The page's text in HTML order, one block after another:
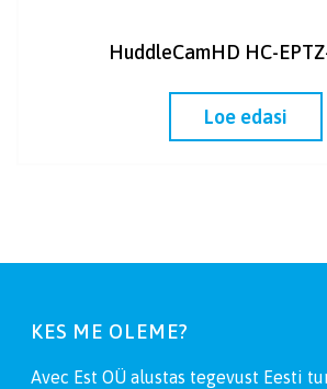
HuddleCamHD HC-
Loe edasi
KES ME OLEME?
Avec Est OÜ alustas tegevust Eesti